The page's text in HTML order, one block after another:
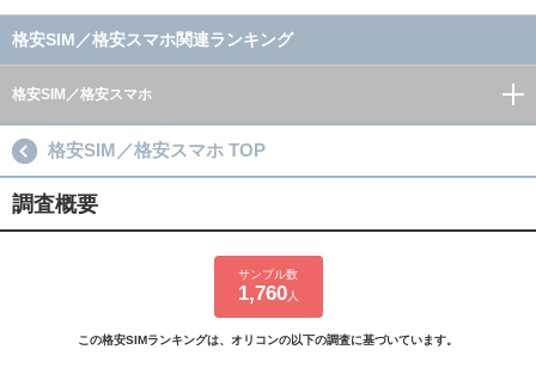
格安SIM／格安スマホ関連ランキング
格安SIM／格安スマホ
格安SIM／格安スマホ TOP
調査概要
サンプル数
1,760人
この格安SIMランキングは、オリコンの以下の調査に基づいています。